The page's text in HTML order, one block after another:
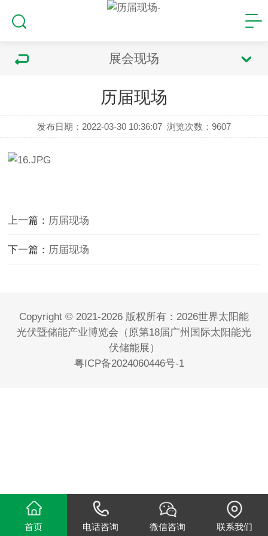
展会现场
历届现场
发布日期：2022-03-30 10:36:07 浏览次数：9607
上一篇： 历届现场
下一篇： 历届现场
Copyright © 2021-2026 版权所有：2026世界太阳能
光伏暨储能产业博览会（原第18届广州国际太阳能光
伏储能展）
粤ICP备2024060446号-1
首页 电话咨询 微信咨询 联系我们